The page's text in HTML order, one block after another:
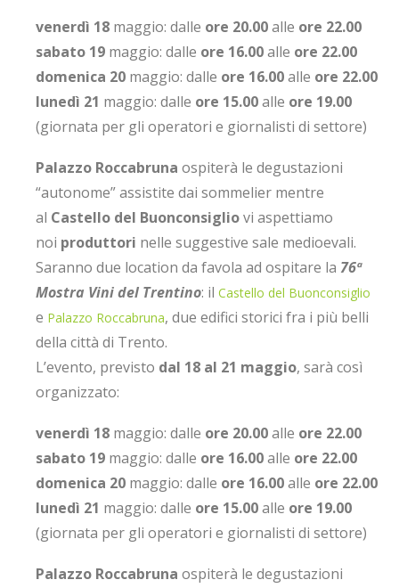
venerdì 18 maggio: dalle ore 20.00alle ore 22.00
sabato 19 maggio: dalle ore 16.00alle ore 22.00
domenica 20 maggio: dalle ore 16.00alle ore 22.00
lunedì 21 maggio: dalle ore 15.00alle ore 19.00
(giornata per gli operatori e giornalisti di settore)
Palazzo Roccabruna ospiterà le degustazioni
“autonome” assistite dai sommelier mentre
al Castello del Buonconsigliovi aspettiamo
noi produttori nelle suggestive sale medioevali.
Saranno due location da favola ad ospitare la 76ª
Mostra Vini del Trentino: il Castello del Buonconsiglio
e Palazzo Roccabruna, due edifici storici fra i più belli
della città di Trento.
L’evento, previsto dal 18 al 21 maggio, sarà così
organizzato:
venerdì 18 maggio: dalle ore 20.00alle ore 22.00
sabato 19 maggio: dalle ore 16.00alle ore 22.00
domenica 20 maggio: dalle ore 16.00alle ore 22.00
lunedì 21 maggio: dalle ore 15.00alle ore 19.00
(giornata per gli operatori e giornalisti di settore)
Palazzo Roccabruna ospiterà le degustazioni